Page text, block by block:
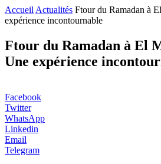
Accueil Actualités Ftour du Ramadan à
expérience incontournable
Ftour du Ramadan à El
Une expérience
Facebook
Twitter
WhatsApp
Linkedin
Email
Telegram